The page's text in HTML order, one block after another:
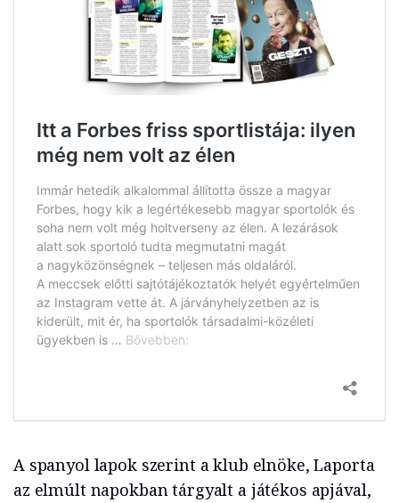
A spanyol lapok szerint a klub elnöke, Laporta
az elmúlt napokban tárgyalt a játékos apjával,